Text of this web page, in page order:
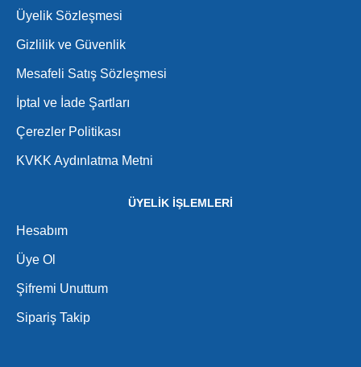
Üyelik Sözleşmesi
Gizlilik ve Güvenlik
Mesafeli Satış Sözleşmesi
İptal ve İade Şartları
Çerezler Politikası
KVKK Aydınlatma Metni
ÜYELİK İŞLEMLERİ
Hesabım
Üye Ol
Şifremi Unuttum
Sipariş Takip